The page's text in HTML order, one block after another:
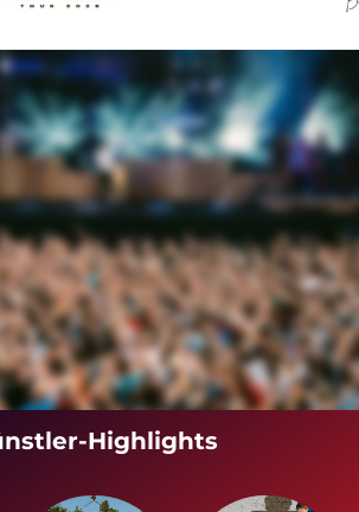
Highlights